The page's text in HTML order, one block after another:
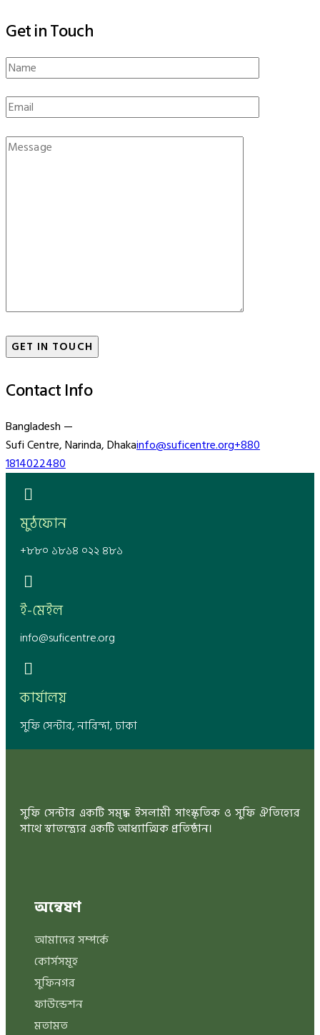
Get in Touch
Contact Info
Bangladesh —
Sufi Centre, Narinda, Dhakainfo@suficentre.org+880
1814022480
মুঠফোন
+৮৮০ ১৮১৪ ০২২ ৪৮১
ই-মেইল
info@suficentre.org
কার্যালয়
সুফি সেন্টার, নারিন্দা, ঢাকা
সুফি সেন্টার একটি সমৃদ্ধ ইসলামী সাংস্কৃতিক ও সুফি ঐতিহ্যের
সাথে স্বাতন্ত্র্যের একটি আধ্যাত্মিক প্রতিষ্ঠান।
অন্বেষণ
আমাদের সম্পর্কে
কোর্সসমূহ
সুফিনগর
ফাউন্ডেশন
মতামত